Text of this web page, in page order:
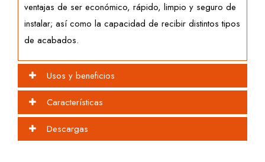
ventajas de ser económico, rápido, limpio y seguro de
instalar; así como la capacidad de recibir distintos tipos
de acabados.
Usos y beneficios
Características
Descargas